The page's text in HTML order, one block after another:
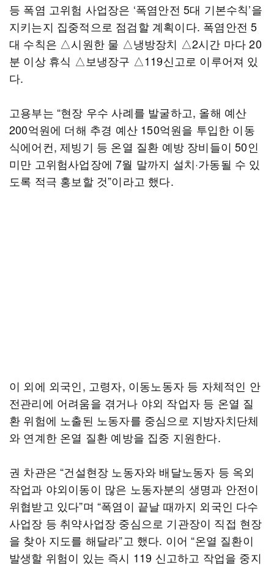
등 폭염 고위험 사업장은 ‘폭염안전 5대 기본수칙’을
지키는지 집중적으로 점검할 계획이다. 폭염안전 5
대 수칙은 △시원한 물 △냉방장치 △2시간 마다 20
분 이상 휴식 △보냉장구 △119신고로 이루어져 있
다.
고용부는 “현장 우수 사례를 발굴하고, 올해 예산
200억원에 더해 추경 예산 150억원을 투입한 이동
식에어컨, 제빙기 등 온열 질환 예방 장비들이 50인
미만 고위험사업장에 7월 말까지 설치·가동될 수 있
도록 적극 홍보할 것”이라고 했다.
이 외에 외국인, 고령자, 이동노동자 등 자체적인 안
전관리에 어려움을 겪거나 야외 작업자 등 온열 질
환 위험에 노출된 노동자를 중심으로 지방자치단체
와 연계한 온열 질환 예방을 집중 지원한다.
권 차관은 “건설현장 노동자와 배달노동자 등 옥외
작업과 야외이동이 많은 노동자분의 생명과 안전이
위협받고 있다”며 “폭염이 끝날 때까지 외국인 다수
사업장 등 취약사업장 중심으로 기관장이 직접 현장
을 찾아 지도를 해달라”고 했다. 이어 “온열 질환이
발생할 위험이 있는 즉시 119 신고하고 작업을 중지